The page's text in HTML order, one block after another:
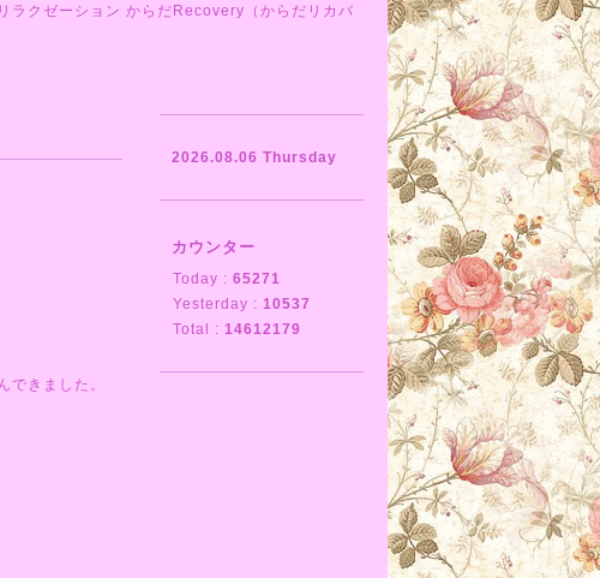
ラクゼーション からだRecovery（からだリカバ
できました。
2026.08.06 Thursday
カウンター
Today : 65271
Yesterday : 10537
Total : 14612179